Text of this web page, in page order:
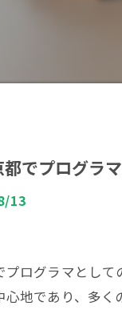
でプログラ
13
プログラマとし
心地であり、多